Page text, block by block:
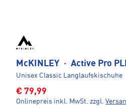
McKINLEY · Active Pro
Unisex Classic Langlaufskischuhe
€ 79,99
Onlinepreis inkl. MwSt. zzgl.